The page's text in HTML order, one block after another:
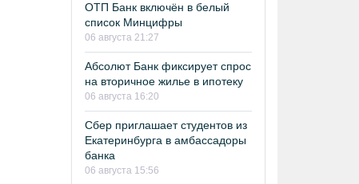
ОТП Банк включён в белый
список Минцифры
06 августа 21:27
Абсолют Банк фиксирует спрос
на вторичное жилье в ипотеку
06 августа 16:20
Сбер приглашает студентов из
Екатеринбурга в амбассадоры
банка
06 августа 15:56